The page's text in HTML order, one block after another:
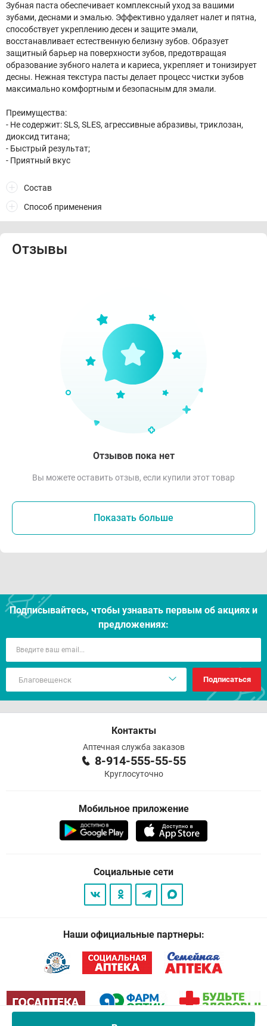
Зубная паста обеспечивает комплексный уход за вашими
зубами, деснами и эмалью. Эффективно удаляет налет и пятна,
способствует укреплению десен и защите эмали,
восстанавливает естественную белизну зубов. Образует
защитный барьер на поверхности зубов, предотвращая
образование зубного налета и кариеса, укрепляет и тонизирует
десны. Нежная текстура пасты делает процесс чистки зубов
максимально комфортным и безопасным для эмали.
Преимущества:
- Не содержит: SLS, SLES, агрессивные абразивы, триклозан,
диоксид титана;
- Быстрый результат;
- Приятный вкус
Состав
Способ применения
Отзывы
Отзывов пока нет
Вы можете оставить отзыв, если купили этот товар
Показать больше
Подписывайтесь, чтобы узнавать первым об акцияx и
предложениях:
Подписаться
Контакты
Аптечная служба заказов
8-914-555-55-55
Круглосуточно
Мобильное приложение
Социальные сети
Наши официальные партнеры: